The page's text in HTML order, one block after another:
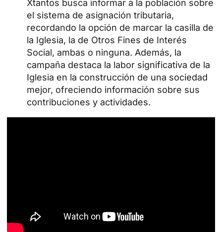
Xtantos busca informar a la población sobre
el sistema de asignación tributaria,
recordando la opción de marcar la casilla de
la Iglesia, la de Otros Fines de Interés
Social, ambas o ninguna. Además, la
campaña destaca la labor significativa de la
Iglesia en la construcción de una sociedad
mejor, ofreciendo información sobre sus
contribuciones y actividades.